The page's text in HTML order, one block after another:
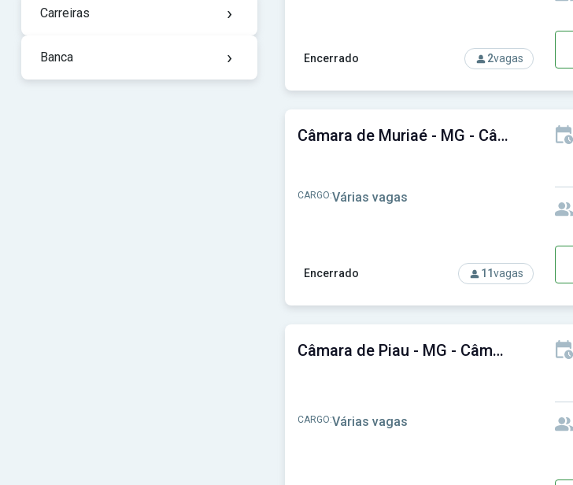
Carreiras ›
Banca › Encerrado 2vagas
Encerrado 11vagas
Câmara de Muriaé - MG - Câmara Municipal de Muriaé - MG
CARGO:Várias vagas
Câmara de Piau - MG - Câmara Municipal de Piau - MG
CARGO:Várias vagas